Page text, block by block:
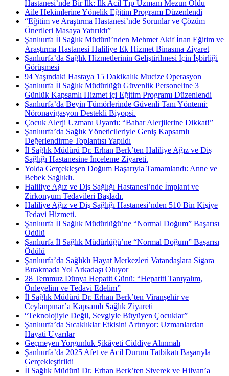
Hastanesi’nde Bir İlk: İlk Acil Tıp Uzmanı Mezun Oldu
Aile Hekimlerine Yönelik Eğitim Programı Düzenlendi
“Eğitim ve Araştırma Hastanesi’nde Sorunlar ve Çözüm
Önerileri Masaya Yatırıldı”
Şanlıurfa İl Sağlık Müdürü’nden Mehmet Akif İnan Eğitim ve
Araştırma Hastanesi Haliliye Ek Hizmet Binasına Ziyaret
Şanlıurfa’da Sağlık Hizmetlerinin Geliştirilmesi İçin İşbirliği
Görüşmesi
94 Yaşındaki Hastaya 15 Dakikalık Mucize Operasyon
Şanlıurfa İl Sağlık Müdürlüğü Güvenlik Personeline 3
Günlük Kapsamlı Hizmet içi Eğitim Programı Düzenlendi
Şanlıurfa’da Beyin Tümörlerinde Güvenli Tanı Yöntemi:
Nöronavigasyon Destekli Biyopsi.
Çocuk Alerji Uzmanı Uyardı: “Bahar Alerjilerine Dikkat!”
Şanlıurfa’da Sağlık Yöneticileriyle Geniş Kapsamlı
Değerlendirme Toplantısı Yapıldı
İl Sağlık Müdürü Dr. Erhan Berk’ten Haliliye Ağız ve Diş
Sağlığı Hastanesine İnceleme Ziyareti.
Yolda Gerçekleşen Doğum Başarıyla Tamamlandı: Anne ve
Bebek Sağlıklı.
Haliliye Ağız ve Diş Sağlığı Hastanesi’nde İmplant ve
Zirkonyum Tedavileri Başladı.
Haliliye Ağız ve Diş Sağlığı Hastanesi’nden 510 Bin Kişiye
Tedavi Hizmeti.
Şanlıurfa İl Sağlık Müdürlüğü’ne “Normal Doğum” Başarısı
Ödülü
Şanlıurfa İl Sağlık Müdürlüğü’ne “Normal Doğum” Başarısı
Ödülü
Şanlıurfa’da Sağlıklı Hayat Merkezleri Vatandaşlara Sigara
Bırakmada Yol Arkadaşı Oluyor
28 Temmuz Dünya Hepatit Günü: “Hepatiti Tanıyalım,
Önleyelim ve Tedavi Edelim”
İl Sağlık Müdürü Dr. Erhan Berk’ten Viranşehir ve
Ceylanpınar’a Kapsamlı Sağlık Ziyareti
“Teknolojiyle Değil, Sevgiyle Büyüyen Çocuklar”
Şanlıurfa’da Sıcaklıklar Etkisini Artırıyor: Uzmanlardan
Hayati Uyarılar
Geçmeyen Yorgunluk Şikâyeti Ciddiye Alınmalı
Şanlıurfa’da 2025 Afet ve Acil Durum Tatbikatı Başarıyla
Gerçekleştirildi
İl Sağlık Müdürü Dr. Erhan Berk’ten Siverek ve Hilvan’a